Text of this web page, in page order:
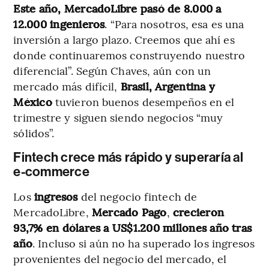
Este año, MercadoLibre pasó de 8.000 a
12.000 ingenieros. “Para nosotros, esa es una
inversión a largo plazo. Creemos que ahí es
donde continuaremos construyendo nuestro
diferencial”. Según Chaves, aún con un
mercado más difícil, Brasil, Argentina y
Méxicotuvieron buenos desempeños en el
trimestre y siguen siendo negocios “muy
sólidos”.
Fintech crece más rápido y superaría al
e-commerce
Los ingresosdel negocio fintech de
MercadoLibre, Mercado Pago, crecieron
93,7% en dólares a US$1.200 millones año tras
año. Incluso si aún no ha superado los ingresos
provenientes del negocio del mercado, el